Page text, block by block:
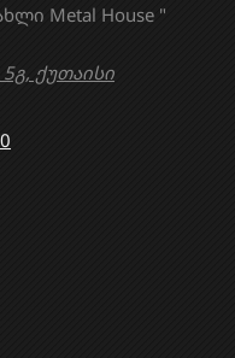
Metal House "
5გ, ქუთაისი